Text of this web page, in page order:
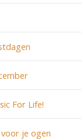
For Life!
je ogen